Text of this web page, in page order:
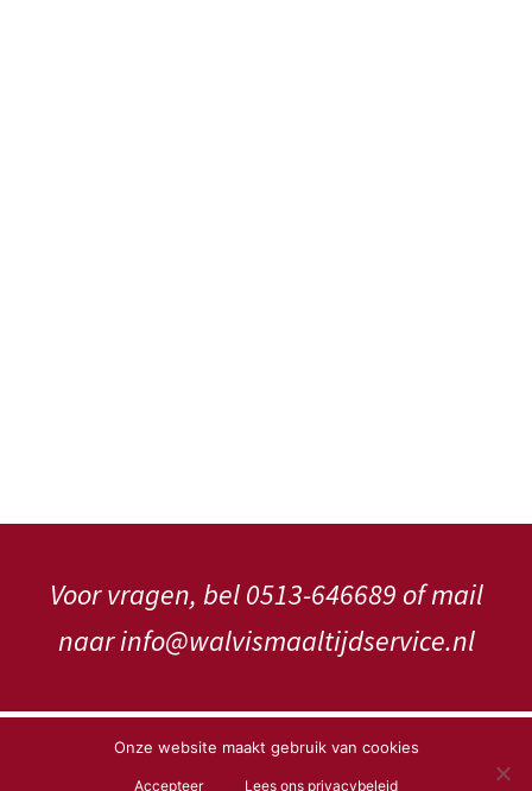
Voor vragen, bel 0513-646689 of mail
naar info@walvismaaltijdservice.nl
Copyright WalVis Maaltijdservice V.o.f.
Onze website maakt gebruik van cookies
Accepteer Lees ons privacybeleid